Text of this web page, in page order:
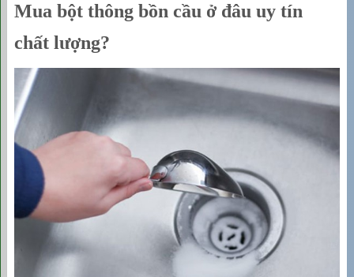
Mua bột thông bồn cầu ở đâu uy tín
chất lượng?